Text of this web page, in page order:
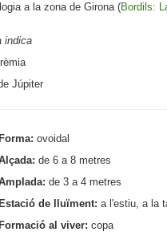
a la zona de Girona (Bordils:
indica
Júpiter
Forma: ovoidal
de 6 a 8 metres
de 3 a 4 metres
Estació de lluïment: a l'estiu, a la
Formació al viver: copa